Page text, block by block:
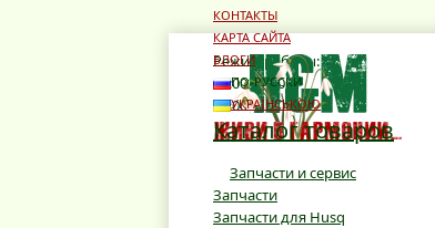
Режим работы:
10:00 - 19:00
10:00 - 16:00
Каталог товаров
Запчасти и сервис
Запчасти
Запчасти для Husq
КОНТАКТЫ
КАРТА САЙТА
БЛОГИ
ПО-РУССКИ
УКРАЇНСЬКОЮ